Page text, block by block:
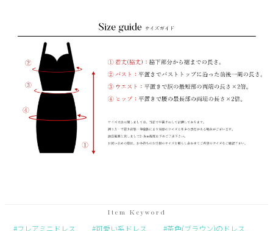
フレアミニドレス 可愛い系ドレス
茶色(ブラウン)のドレス